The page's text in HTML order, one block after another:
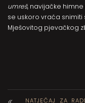
umreš, navijačke himne
se uskoro vraća
Mješovitog pjevačkog
NATJEČAJ ZA